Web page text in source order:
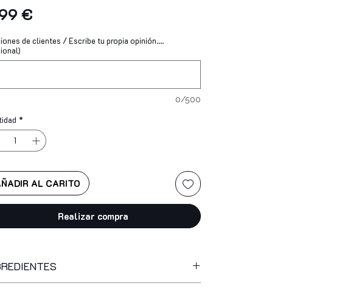
€
de clientes / Escribe tu propia opinión....
0/500
*
AL CARITO
Realizar compra